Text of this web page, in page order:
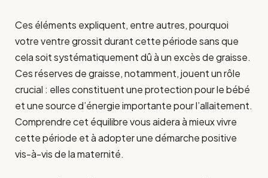
Ces éléments expliquent, entre autres, pourquoi
votre ventre grossit durant cette période sans que
cela soit systématiquement dû à un excès de graisse.
Ces réserves de graisse, notamment, jouent un rôle
crucial : elles constituent une protection pour le bébé
et une source d’énergie importante pour l’allaitement.
Comprendre cet équilibre vous aidera à mieux vivre
cette période et à adopter une démarche positive
vis-à-vis de la maternité.